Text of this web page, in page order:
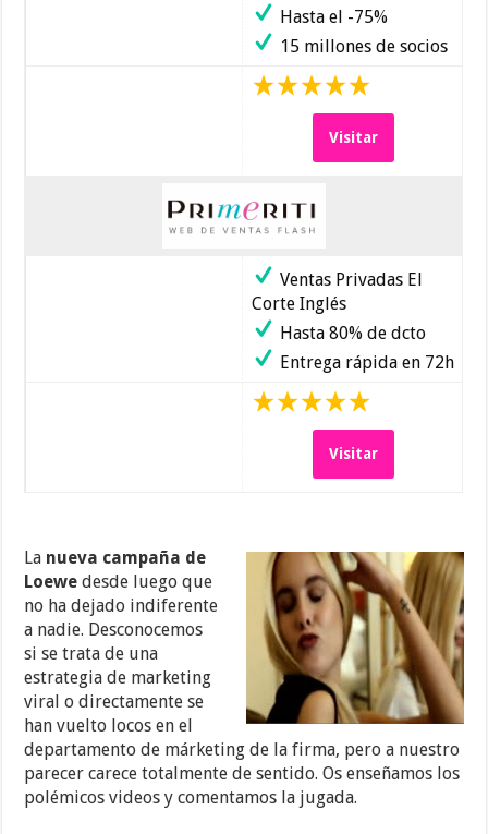
Hasta el -75%
15 millones de socios
Visitar
Ventas Privadas El
Corte Inglés
Hasta 80% de dcto
Entrega rápida en 72h
Visitar
La nueva campaña de
Loewe desde luego que
no ha dejado indiferente
a nadie. Desconocemos
si se trata de una
estrategia de marketing
viral o directamente se
han vuelto locos en el
departamento de márketing de la firma, pero a nuestro
parecer carece totalmente de sentido. Os enseñamos los
polémicos videos y comentamos la jugada.